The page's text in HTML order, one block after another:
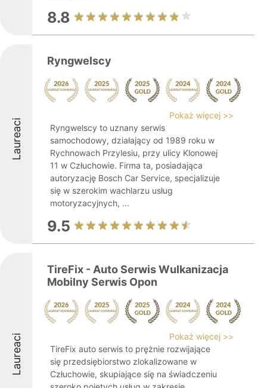
8.8
Laureaci
Ryngwelscy
Pokaż więcej >>
Ryngwelscy to uznany serwis
samochodowy, działający od 1989 roku w
Rychnowach Przylesiu, przy ulicy Klonowej
11 w Człuchowie. Firma ta, posiadająca
autoryzację Bosch Car Service, specjalizuje
się w szerokim wachlarzu usług
motoryzacyjnych, ...
9.5
Laureaci
TireFix - Auto Serwis Wulkanizacja
Mobilny Serwis Opon
Pokaż więcej >>
TireFix auto serwis to prężnie rozwijające
się przedsiębiorstwo zlokalizowane w
Człuchowie, skupiające się na świadczeniu